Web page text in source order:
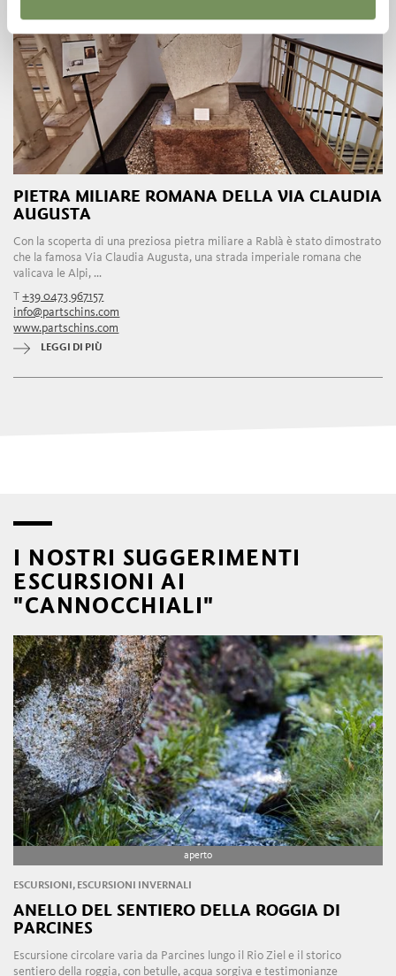
PIETRA MILIARE ROMANA DELLA VIA CLAUDIA
AUGUSTA
Con la scoperta di una preziosa pietra miliare a Rablà è stato dimostrato
che la famosa Via Claudia Augusta, una strada imperiale romana che
valicava le Alpi, ...
T+39 0473 967157
info@partschins.com
www.partschins.com
LEGGI DI PIÙ
I NOSTRI SUGGERIMENTI
ESCURSIONI AI
"CANNOCCHIALI"
aperto
ESCURSIONI, ESCURSIONI INVERNALI
ANELLO DEL SENTIERO DELLA ROGGIA DI
PARCINES
Escursione circolare varia da Parcines lungo il Rio Ziel e il storico
sentiero della roggia, con betulle, acqua sorgiva e testimonianze